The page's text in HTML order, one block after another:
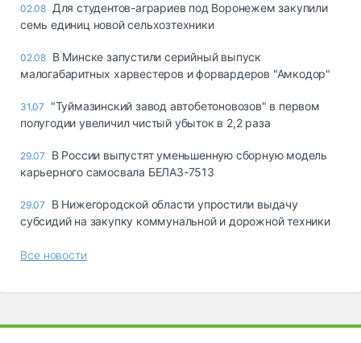
02.08 Для студентов-аграриев под Воронежем закупили
семь единиц новой сельхозтехники
02.08 В Минске запустили серийный выпуск
малогабаритных харвестеров и форвардеров "Амкодор"
31.07
"Туймазинский завод автобетоновозов" в первом
полугодии увеличил чистый убыток в 2,2 раза
29.07
В России выпустят уменьшенную сборную модель
карьерного самосвала БЕЛАЗ-7513
29.07
В Нижегородской области упростили выдачу
субсидий на закупку коммунальной и дорожной техники
Все новости